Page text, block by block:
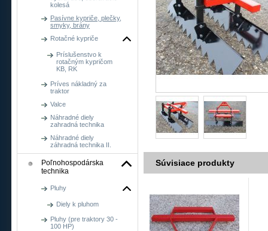
kolesá
Pasívne kypriče, plečky,
smyky, brány
Rotačné kypriče
Príslušenstvo k
rotačným kypričom
KB, RK
Príves nákladný za
traktor
Valce
Náhradné diely
zahradná technika
Náhradné diely
záhradná technika II.
Poľnohospodárska
technika
Pluhy
Diely k pluhom
Pluhy (pre traktory 30 -
100 HP)
Súvisiace produkty